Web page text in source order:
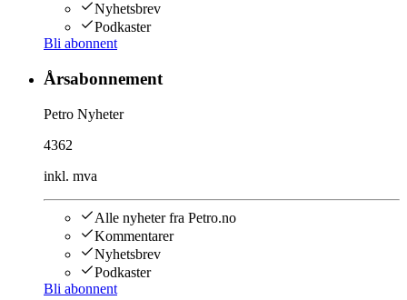
Nyhetsbrev
Podkaster
Bli abonnent
Årsabonnement
Petro Nyheter
4362
inkl. mva
Alle nyheter fra Petro.no
Kommentarer
Nyhetsbrev
Podkaster
Bli abonnent